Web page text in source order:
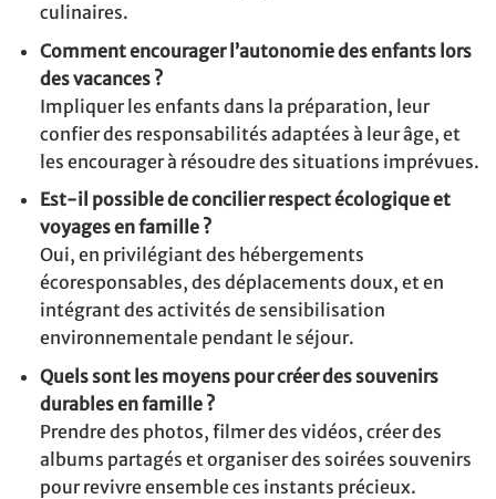
culinaires.
Comment encourager l’autonomie des enfants lors
des vacances ?
Impliquer les enfants dans la préparation, leur
confier des responsabilités adaptées à leur âge, et
les encourager à résoudre des situations imprévues.
Est-il possible de concilier respect écologique et
voyages en famille ?
Oui, en privilégiant des hébergements
écoresponsables, des déplacements doux, et en
intégrant des activités de sensibilisation
environnementale pendant le séjour.
Quels sont les moyens pour créer des souvenirs
durables en famille ?
Prendre des photos, filmer des vidéos, créer des
albums partagés et organiser des soirées souvenirs
pour revivre ensemble ces instants précieux.